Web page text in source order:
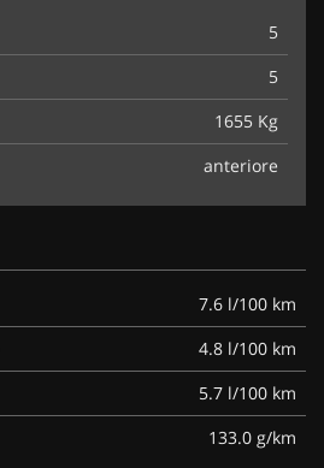
5
5
1655 Kg
anteriore
7.6 l/100 km
4.8 l/100 km
5.7 l/100 km
133.0 g/km